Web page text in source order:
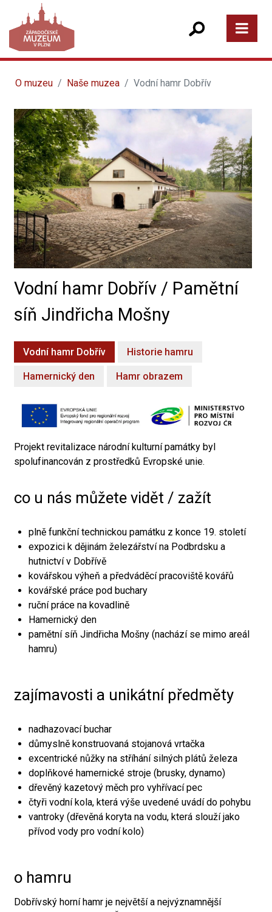
O muzeu Naše muzea Vodní hamr Dobřív
Vodní hamr Dobřív / Pamětní
síň Jindřicha Mošny
Vodní hamr Dobřív Historie hamru
Hamernický den Hamr obrazem
Projekt revitalizace národní kulturní památky byl
spolufinancován z prostředků Evropské unie.
co u nás můžete vidět / zažít
plně funkční technickou památku z konce 19. století
expozici k dějinám železářství na Podbrdsku a
hutnictví v Dobřívě
kovářskou výheň a předváděcí pracoviště kovářů
kovářské práce pod buchary
ruční práce na kovadlině
Hamernický den
pamětní síň Jindřicha Mošny (nachází se mimo areál
hamru)
zajímavosti a unikátní předměty
nadhazovací buchar
důmyslně konstruovaná stojanová vrtačka
excentrické nůžky na stříhání silných plátů železa
doplňkové hamernické stroje (brusky, dynamo)
dřevěný kazetový měch pro vyhřívací pec
čtyři vodní kola, která výše uvedené uvádí do pohybu
vantroky (dřevěná koryta na vodu, která slouží jako
přívod vody pro vodní kolo)
o hamru
Dobřívský horní hamr je největší a nejvýznamnější